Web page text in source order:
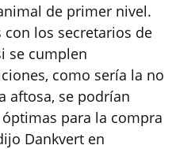
de primer nivel.
con los secretarios de
se cumplen
como sería la no
aftosa, se podrían
para la compra
Dankvert en